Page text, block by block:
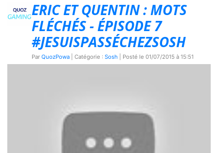
ERIC ET QUENTIN : MOTS
FLÉCHÉS - ÉPISODE 7
#JESUISPASSÉCHEZSOSH
Par QuozPowa | Catégorie : Sosh | Posté le 01/07/2015 à 15:51